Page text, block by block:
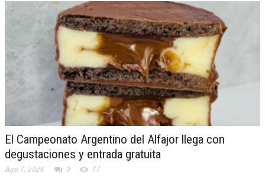
El Campeonato Argentino del Alfajor llega con
degustaciones y entrada gratuita
Ago 7, 2026 0 77